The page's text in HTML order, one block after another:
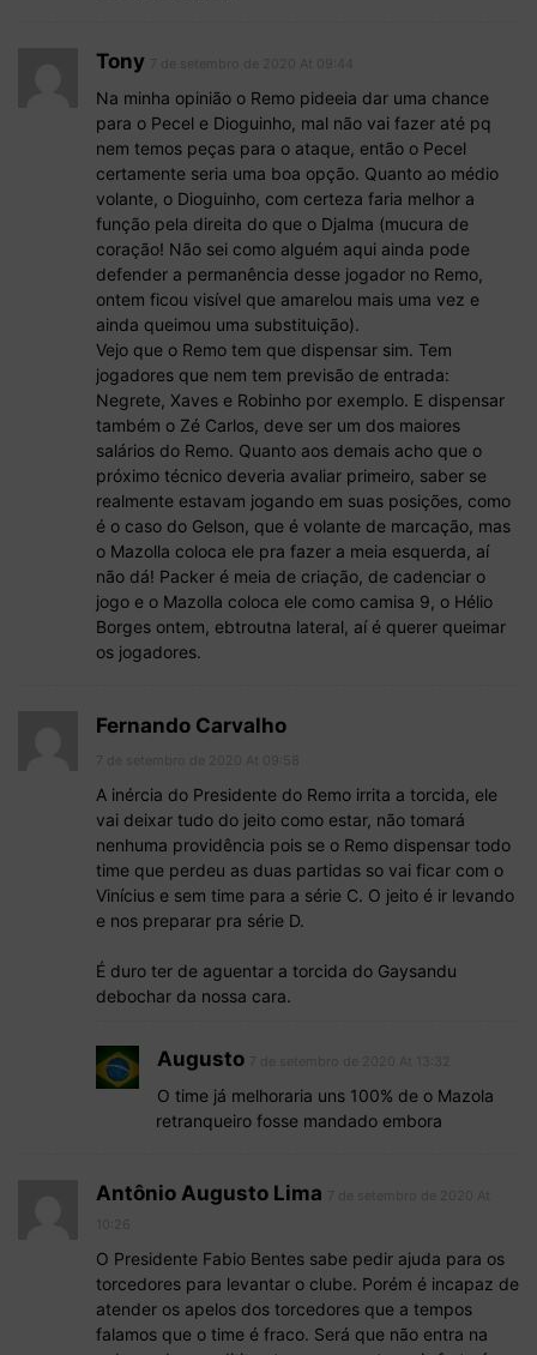
Tony
Na minha opinião o Remo pideeia dar uma chance
para o Pecel e Dioguinho, mal não vai fazer até pq
nem temos peças para o ataque, então o Pecel
certamente seria uma boa opção. Quanto ao médio
volante, o Dioguinho, com certeza faria melhor a
função pela direita do que o Djalma (mucura de
coração! Não sei como alguém aqui ainda pode
defender a permanência desse jogador no Remo,
ontem ficou visível que amarelou mais uma vez e
ainda queimou uma substituição).
Vejo que o Remo tem que dispensar sim. Tem
jogadores que nem tem previsão de entrada:
Negrete, Xaves e Robinho por exemplo. E dispensar
também o Zé Carlos, deve ser um dos maiores
salários do Remo. Quanto aos demais acho que o
próximo técnico deveria avaliar primeiro, saber se
realmente estavam jogando em suas posições, como
é o caso do Gelson, que é volante de marcação, mas
o Mazolla coloca ele pra fazer a meia esquerda, aí
não dá! Packer é meia de criação, de cadenciar o
jogo e o Mazolla coloca ele como camisa 9, o Hélio
Borges ontem, ebtroutna lateral, aí é querer queimar
os jogadores.
Fernando Carvalho
A inércia do Presidente do Remo irrita a torcida, ele
vai deixar tudo do jeito como estar, não tomará
nenhuma providência pois se o Remo dispensar todo
time que perdeu as duas partidas so vai ficar com o
Vinícius e sem time para a série C. O jeito é ir levando
e nos preparar pra série D.
É duro ter de aguentar a torcida do Gaysandu
debochar da nossa cara.
Augusto
O time já melhoraria uns 100% de o Mazola
retranqueiro fosse mandado embora
Antônio Augusto Lima
O Presidente Fabio Bentes sabe pedir ajuda para os
torcedores para levantar o clube. Porém é incapaz de
atender os apelos dos torcedores que a tempos
falamos que o time é fraco. Será que não entra na